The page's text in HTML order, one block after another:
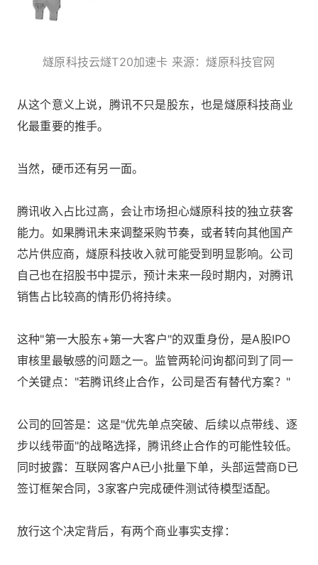
燧原科技云燧T20加速卡 来源：燧原科技官网
从这个意义上说，腾讯不只是股东，也是燧原科技商业
化最重要的推手。
当然，硬币还有另一面。
腾讯收入占比过高，会让市场担心燧原科技的独立获客
能力。如果腾讯未来调整采购节奏，或者转向其他国产
芯片供应商，燧原科技收入就可能受到明显影响。公司
自己也在招股书中提示，预计未来一段时期内，对腾讯
销售占比较高的情形仍将持续。
这种"第一大股东+第一大客户"的双重身份，是A股IPO
审核里最敏感的问题之一。监管两轮问询都问到了同一
个关键点："若腾讯终止合作，公司是否有替代方案？"
公司的回答是：这是"优先单点突破、后续以点带线、逐
步以线带面"的战略选择，腾讯终止合作的可能性较低。
同时披露：互联网客户A已小批量下单，头部运营商D已
签订框架合同，3家客户完成硬件测试待模型适配。
放行这个决定背后，有两个商业事实支撑：